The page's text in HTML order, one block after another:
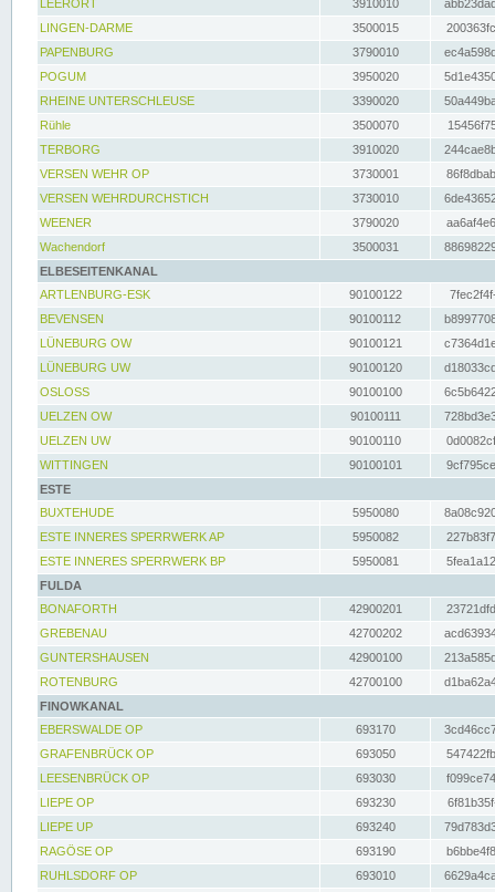
LEERORT
3910010
LINGEN-DARME
3500015
PAPENBURG
3790010
POGUM
3950020
RHEINE UNTERSCHLEUSE
3390020
Rühle
3500070
TERBORG
3910020
VERSEN WEHR OP
3730001
VERSEN WEHRDURCHSTICH
3730010
WEENER
3790020
Wachendorf
3500031
ELBESEITENKANAL
ARTLENBURG-ESK
90100122
BEVENSEN
90100112
LÜNEBURG OW
90100121
LÜNEBURG UW
90100120
OSLOSS
90100100
UELZEN OW
90100111
UELZEN UW
90100110
WITTINGEN
90100101
ESTE
BUXTEHUDE
5950080
ESTE INNERES SPERRWERK AP
5950082
ESTE INNERES SPERRWERK BP
5950081
FULDA
BONAFORTH
42900201
GREBENAU
42700202
GUNTERSHAUSEN
42900100
ROTENBURG
42700100
FINOWKANAL
EBERSWALDE OP
693170
GRAFENBRÜCK OP
693050
LEESENBRÜCK OP
693030
LIEPE OP
693230
LIEPE UP
693240
RAGÖSE OP
693190
RUHLSDORF OP
693010